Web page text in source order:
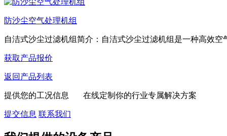
防沙尘空气处理机组
自洁式沙尘过滤机组简介：自洁式沙尘过滤机组是一种高效空
获取产品报价
返回产品列表
提供您的工况信息 在线定制你的行业专属解决方案
提交信息 联系我们